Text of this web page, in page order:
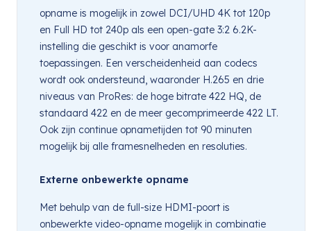
opname is mogelijk in zowel DCI/UHD 4K tot 120p
en Full HD tot 240p als een open-gate 3:2 6.2K-
instelling die geschikt is voor anamorfe
toepassingen. Een verscheidenheid aan codecs
wordt ook ondersteund, waaronder H.265 en drie
niveaus van ProRes: de hoge bitrate 422 HQ, de
standaard 422 en de meer gecomprimeerde 422 LT.
Ook zijn continue opnametijden tot 90 minuten
mogelijk bij alle framesnelheden en resoluties.
Externe onbewerkte opname
Met behulp van de full-size HDMI-poort is
onbewerkte video-opname mogelijk in combinatie